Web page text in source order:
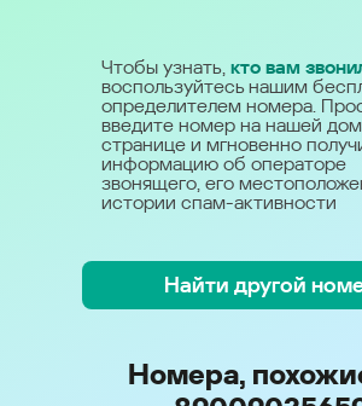
Чтобы узнать, кто вам
воспользуйтесь нашим
определителем номера.
введите номер на нашей
странице и мгновенно
информацию об операторе
звонящего, его
истории спам-активности
Найти другой
Номера,